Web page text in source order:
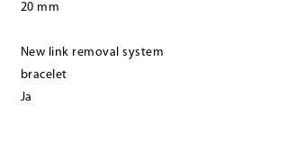
20 mm
New link removal system
bracelet
Ja